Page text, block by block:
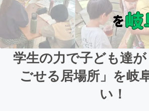
学生の力で子ども達
ごせる居場所」を岐
い！